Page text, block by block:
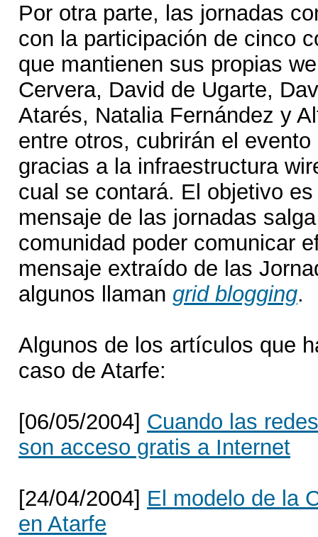
Por otra parte, las jornadas
con la participación de cinco
que mantienen sus propias
Cervera, David de Ugarte,
Atarés, Natalia Fernández y
entre otros, cubrirán el
gracias a la infraestructura
cual se contará. El objetivo
mensaje de las jornadas
comunidad poder comunicar
mensaje extraído de las
algunos llaman grid blogging.
Algunos de los artículos que
caso de Atarfe:
[06/05/2004] Cuando las
son acceso gratis a Internet
[24/04/2004] El modelo de la
en Atarfe